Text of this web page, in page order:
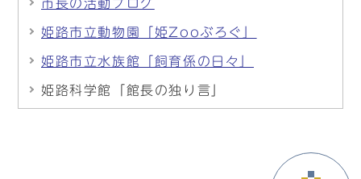
市長の活動ブログ
姫路市立動物園「姫Zooぶろぐ」
姫路市立水族館「飼育係の日々」
姫路科学館「館長の独り言」